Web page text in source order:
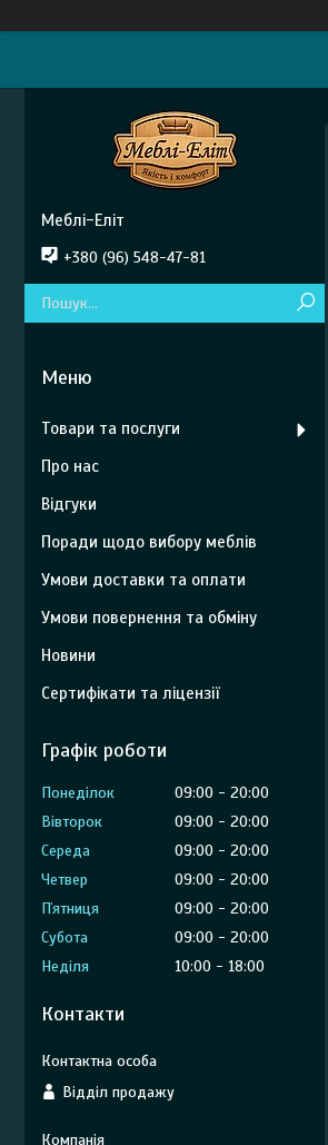
Меблі-Еліт
+380 (96) 548-47-81
Товари та послуги
Про нас
Відгуки
Поради щодо вибору меблів
Умови доставки та оплати
Умови повернення та обміну
Новини
Сертифікати та ліцензії
Графік роботи
Понеділок 09:00
20:00
Вівторок
09:00
20:00
Середа
09:00
20:00
Четвер
09:00
20:00
Пʼятниця
09:00
20:00
Субота
09:00
20:00
Неділя
10:00 18:00
Контакти
Відділ продажу